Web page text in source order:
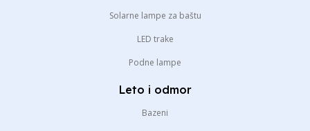
Solarne lampe za baštu
LED trake
Podne lampe
Leto i odmor
Bazeni